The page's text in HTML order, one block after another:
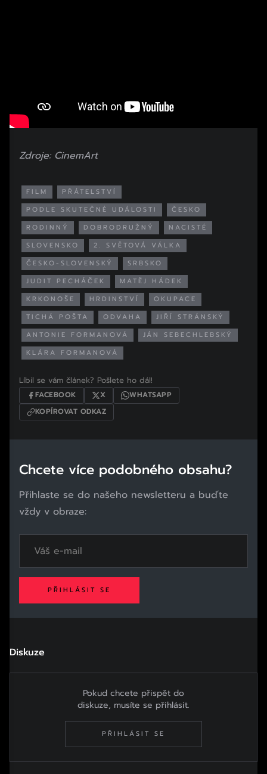
Zdroje: CinemArt
FILM
PŘÁTELSTVÍ
PODLE SKUTEČNÉ UDÁLOSTI
ČESKO
RODINNÝ
DOBRODRUŽNÝ
NACISTÉ
SLOVENSKO
2. SVĚTOVÁ VÁLKA
ČESKO-SLOVENSKÝ
SRBSKO
JUDIT PECHÁČEK
MATĚJ HÁDEK
KRKONOŠE
HRDINSTVÍ
OKUPACE
TICHÁ POŠTA
ODVAHA
JIŘÍ STRÁNSKÝ
ANTONIE FORMANOVÁ
JÁN SEBECHLEBSKÝ
KLÁRA FORMANOVÁ
Líbil se vám článek? Pošlete ho dál!
FACEBOOK X
WHATSAPP
KOPÍROVAT ODKAZ
Chcete více podobného obsahu?
Přihlaste se do našeho newsletteru a buďte
vždy v obraze:
PŘIHLÁSIT SE
Diskuze
Pokud chcete přispět do
diskuze, musíte se přihlásit.
PŘIHLÁSIT SE